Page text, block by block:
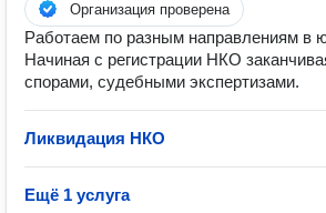
Организация проверена
Работаем по разным направлениям в
Начиная с регистрации НКО
спорами, судебными экспертизами.
Ликвидация НКО
Ещё 1 услуга